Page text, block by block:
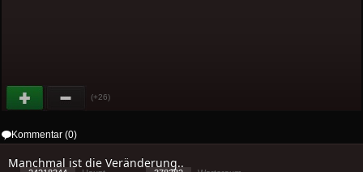
(+26)
Kommentar (0)
Manchmal ist die Veränderung..